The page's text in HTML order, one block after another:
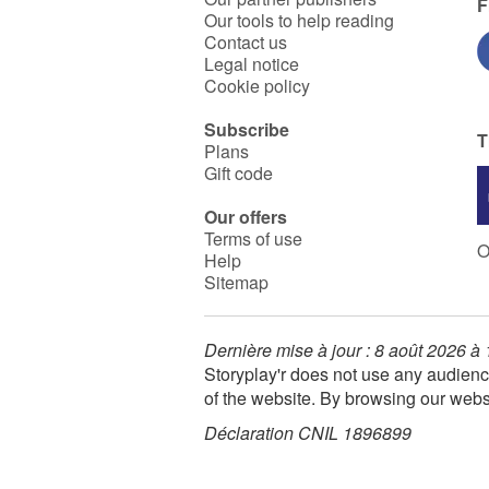
Our tools to help reading
Contact us
Legal notice
Cookie policy
Subscribe
Plans
Gift code
Our offers
Terms of use
Help
Sitemap
Dernière mise à jour : 8 août 2026 à
Storyplay'r does not use any
of the website. By browsing our
Déclaration CNIL 1896899